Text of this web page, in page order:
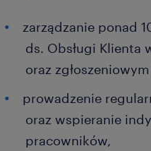
zarządzanie ponad
ds. Obsługi Klienta
oraz
prowadzenie
oraz wspieranie
pracowników,